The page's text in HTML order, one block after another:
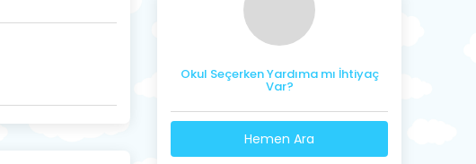
Okul Seçerken Yardıma mı İhtiyaç
Var?
Hemen Ara